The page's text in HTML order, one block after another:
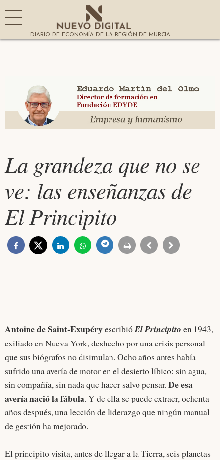
DIARIO DE ECONOMÍA DE LA REGIÓN DE MURCIA
La grandeza que no se
ve: las enseñanzas de
El Principito
Antoine de Saint-ExupéryescribióEl Principito en 1943,
exiliado en Nueva York, deshecho por una crisis personal
que sus biógrafos no disimulan. Ocho años antes había
sufrido una avería de motor en el desierto líbico: sin agua,
sin compañía, sin nada que hacer salvo pensar. De esa
avería nació la fábula. Y de ella se puede extraer, ochenta
años después, una lección de liderazgo que ningún manual
de gestión ha mejorado.
El principito visita, antes de llegar a la Tierra, seis planetas